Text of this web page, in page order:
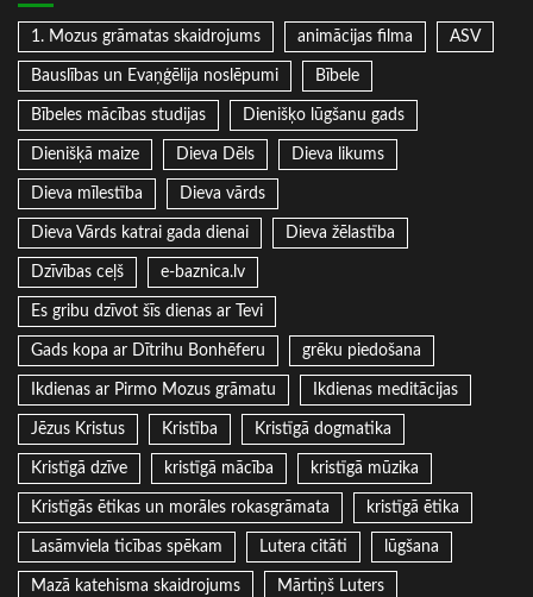
1. Mozus grāmatas skaidrojums animācijas filma ASV
Bauslības un Evaņģēlija noslēpumi Bībele
Bībeles mācības studijas Dienišķo lūgšanu gads
Dienišķā maize Dieva Dēls Dieva likums
Dieva mīlestība Dieva vārds
Dieva Vārds katrai gada dienai Dieva žēlastība
Dzīvības ceļš e-baznica.lv
Es gribu dzīvot šīs dienas ar Tevi
Gads kopa ar Dītrihu Bonhēferu grēku piedošana
Ikdienas ar Pirmo Mozus grāmatu Ikdienas meditācijas
Jēzus Kristus Kristība Kristīgā dogmatika
Kristīgā dzīve kristīgā mācība kristīgā mūzika
Kristīgās ētikas un morāles rokasgrāmata kristīgā ētika
Lasāmviela ticības spēkam Lutera citāti lūgšana
Mazā katehisma skaidrojums Mārtiņš Luters